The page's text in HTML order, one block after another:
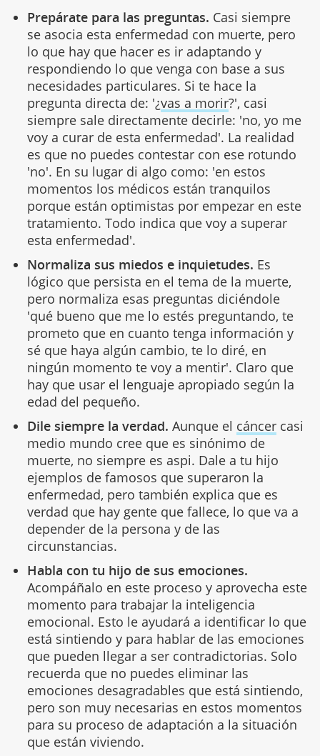
Prepárate para las preguntas. Casi siempre
se asocia esta enfermedad con muerte, pero
lo que hay que hacer es ir adaptando y
respondiendo lo que venga con base a sus
necesidades particulares. Si te hace la
pregunta directa de: '¿vas a morir?', casi
siempre sale directamente decirle: 'no, yo me
voy a curar de esta enfermedad'. La realidad
es que no puedes contestar con ese rotundo
'no'. En su lugar di algo como: 'en estos
momentos los médicos están tranquilos
porque están optimistas por empezar en este
tratamiento. Todo indica que voy a superar
esta enfermedad'.
Normaliza sus miedos e inquietudes. Es
lógico que persista en el tema de la muerte,
pero normaliza esas preguntas diciéndole
'qué bueno que me lo estés preguntando, te
prometo que en cuanto tenga información y
sé que haya algún cambio, te lo diré, en
ningún momento te voy a mentir'. Claro que
hay que usar el lenguaje apropiado según la
edad del pequeño.
Dile siempre la verdad. Aunque el cáncercasi
medio mundo cree que es sinónimo de
muerte, no siempre es aspi. Dale a tu hijo
ejemplos de famosos que superaron la
enfermedad, pero también explica que es
verdad que hay gente que fallece, lo que va a
depender de la persona y de las
circunstancias.
Habla con tu hijo de sus emociones.
Acompáñalo en este proceso y aprovecha este
momento para trabajar la inteligencia
emocional. Esto le ayudará a identificar lo que
está sintiendo y para hablar de las emociones
que pueden llegar a ser contradictorias. Solo
recuerda que no puedes eliminar las
emociones desagradables que está sintiendo,
pero son muy necesarias en estos momentos
para su proceso de adaptación a la situación
que están viviendo.